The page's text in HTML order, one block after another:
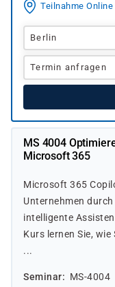
Teilnahme
Berlin
Termin anfragen
MS 4004
Microsoft 365
Microsoft 365
Unternehmen
intelligente
Kurs lernen Sie,
...
Seminar
MS-4004